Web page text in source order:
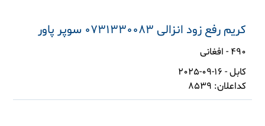
کریم رفع زود انزالی 0731330083 سوپر پاور
490 - افغانی
کابل - 16-09-2025
کداعلان: 8539